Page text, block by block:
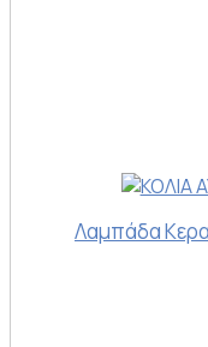
Λαμπάδα